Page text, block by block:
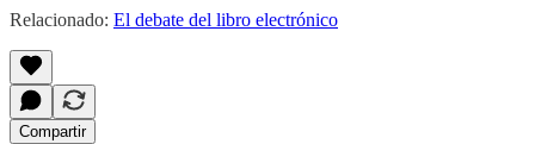
Relacionado: El debate del libro electrónico
Compartir